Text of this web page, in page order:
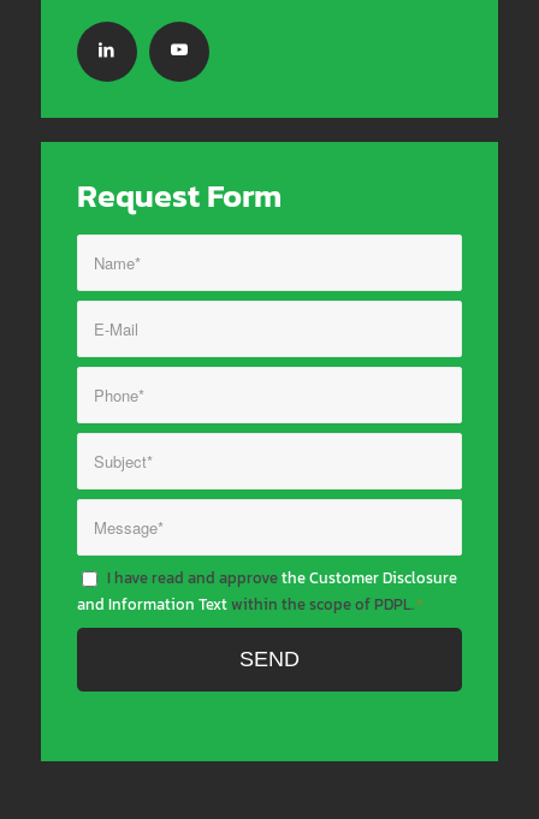
Request Form
I have read and approvethe Customer Disclosure
and Information Textwithin the scope of PDPL.*